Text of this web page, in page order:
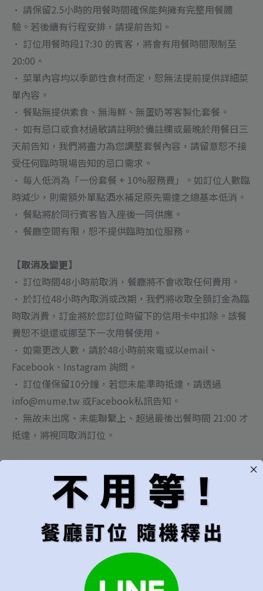
• 請保留2.5小時的用餐時間確保能夠擁有完整用餐體
驗。若後續有行程安排，請提前告知。
• 訂位用餐時段17:30 的賓客，將會有用餐時間限制至
20:00。
• 菜單內容均以季節性食材而定，恕無法提前提供詳細菜
單內容。
• 餐點無提供素食、無海鮮、無蛋奶等客製化套餐。
• 如有忌口或食材過敏請註明於備註欄或最晚於用餐日三
天前告知，我們將盡力為您調整套餐內容，請留意恕不接
受任何臨時現場告知的忌口需求。
• 每人低消為「一份套餐 + 10%服務費」。如訂位人數臨
時減少，則需額外單點酒水補足原先需達之總基本低消。
• 餐點將於同行賓客皆入座後一同供應。
• 餐廳空間有限，恕不提供臨時加位服務。
【取消及變更】
• 訂位時間48小時前取消，餐廳將不會收取任何費用。
• 於訂位48小時內取消或改期，我們將收取全額訂金為臨
時取消費，訂金將於您訂位時留下的信用卡中扣除。該餐
費恕不退還或挪至下一次用餐使用。
• 如需更改人數，請於48小時前來電或以email、
Facebook、Instagram 詢問。
• 訂位僅保留10分鐘，若您未能準時抵達，請透過
info@mume.tw 或Facebook私訊告知。
• 無故未出席、未能聯繫上、超過最後出餐時間 21:00 才
抵達，將視同取消訂位。
• 私人包廂適用於訂位人數最少7位，12位為上限。
• 訂位時間分為 18:30/19:30，最晚須於19:40前入席且安
• 包廂位於餐廳地下室 ，無電梯或窗戶，賓客中若有年長
者或行動不便者請留意。
• 包廂可接待九歲以下孩童，恕無提供兒童餐及兒童座